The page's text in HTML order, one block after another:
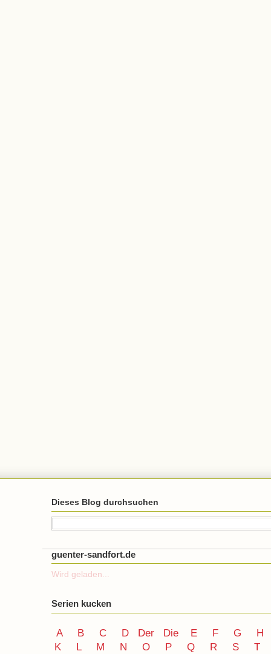
Dieses Blog durchsuchen
guenter-sandfort.de
Wird geladen...
Serien kucken
A B C D Der Die E F G
H
K
L M N O P Q R S
T